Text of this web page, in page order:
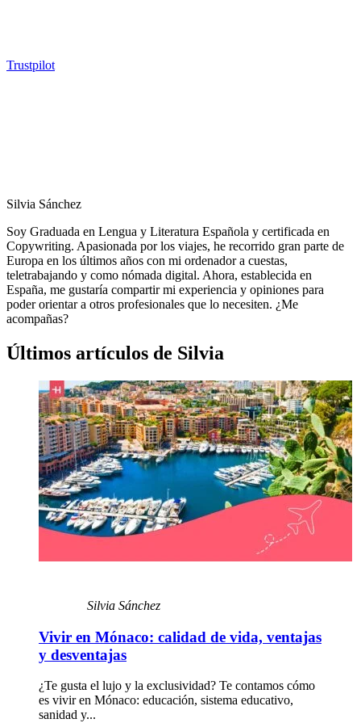
Trustpilot
Silvia Sánchez
Soy Graduada en Lengua y Literatura Española y certificada en
Copywriting. Apasionada por los viajes, he recorrido gran parte de
Europa en los últimos años con mi ordenador a cuestas,
teletrabajando y como nómada digital. Ahora, establecida en
España, me gustaría compartir mi experiencia y opiniones para
poder orientar a otros profesionales que lo necesiten. ¿Me
acompañas?
Últimos artículos de Silvia
Silvia Sánchez
Vivir en Mónaco: calidad de vida, ventajas
y desventajas
¿Te gusta el lujo y la exclusividad? Te contamos cómo
es vivir en Mónaco: educación, sistema educativo,
sanidad y...